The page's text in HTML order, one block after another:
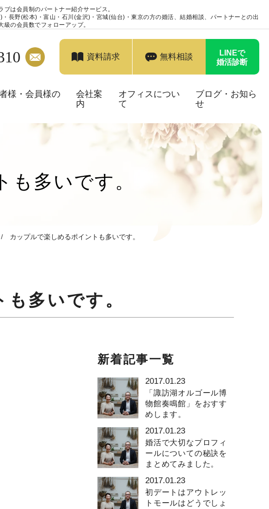
ブは会員制のパートナー紹介サービス。
・長野(松本)・富山・石川(金沢)・宮城(仙台)・東京の方の婚活、結婚相談、パートナーとの出
級の会員数でフォローアップ。
資料請求 無料相談
LINEで
婚活診断
様・会員様の
会社案
内
オフィスについ
て
ブログ・お知ら
せ
多いです。
カップルで楽しめるポイントも多いです。
多いです。
新着記事一覧
2017.01.23
「諏訪湖オルゴール博
物館奏鳴館」をおすす
めします。
2017.01.23
婚活で大切なプロフィ
ールについての秘訣を
まとめてみました。
2017.01.23
初デートはアウトレッ
トモールはどうでしょ